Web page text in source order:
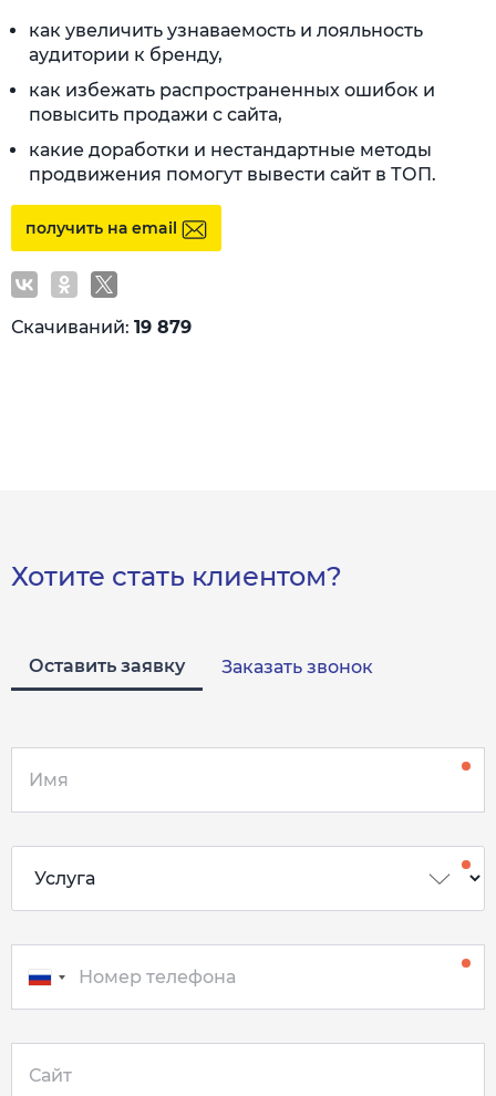
как увеличить узнаваемость и лояльность
аудитории к бренду,
как избежать распространенных ошибок и
повысить продажи с сайта,
какие доработки и нестандартные методы
продвижения помогут вывести сайт в ТОП.
получить на email
Скачиваний: 19 879
Хотите стать клиентом?
Оставить заявку Заказать звонок